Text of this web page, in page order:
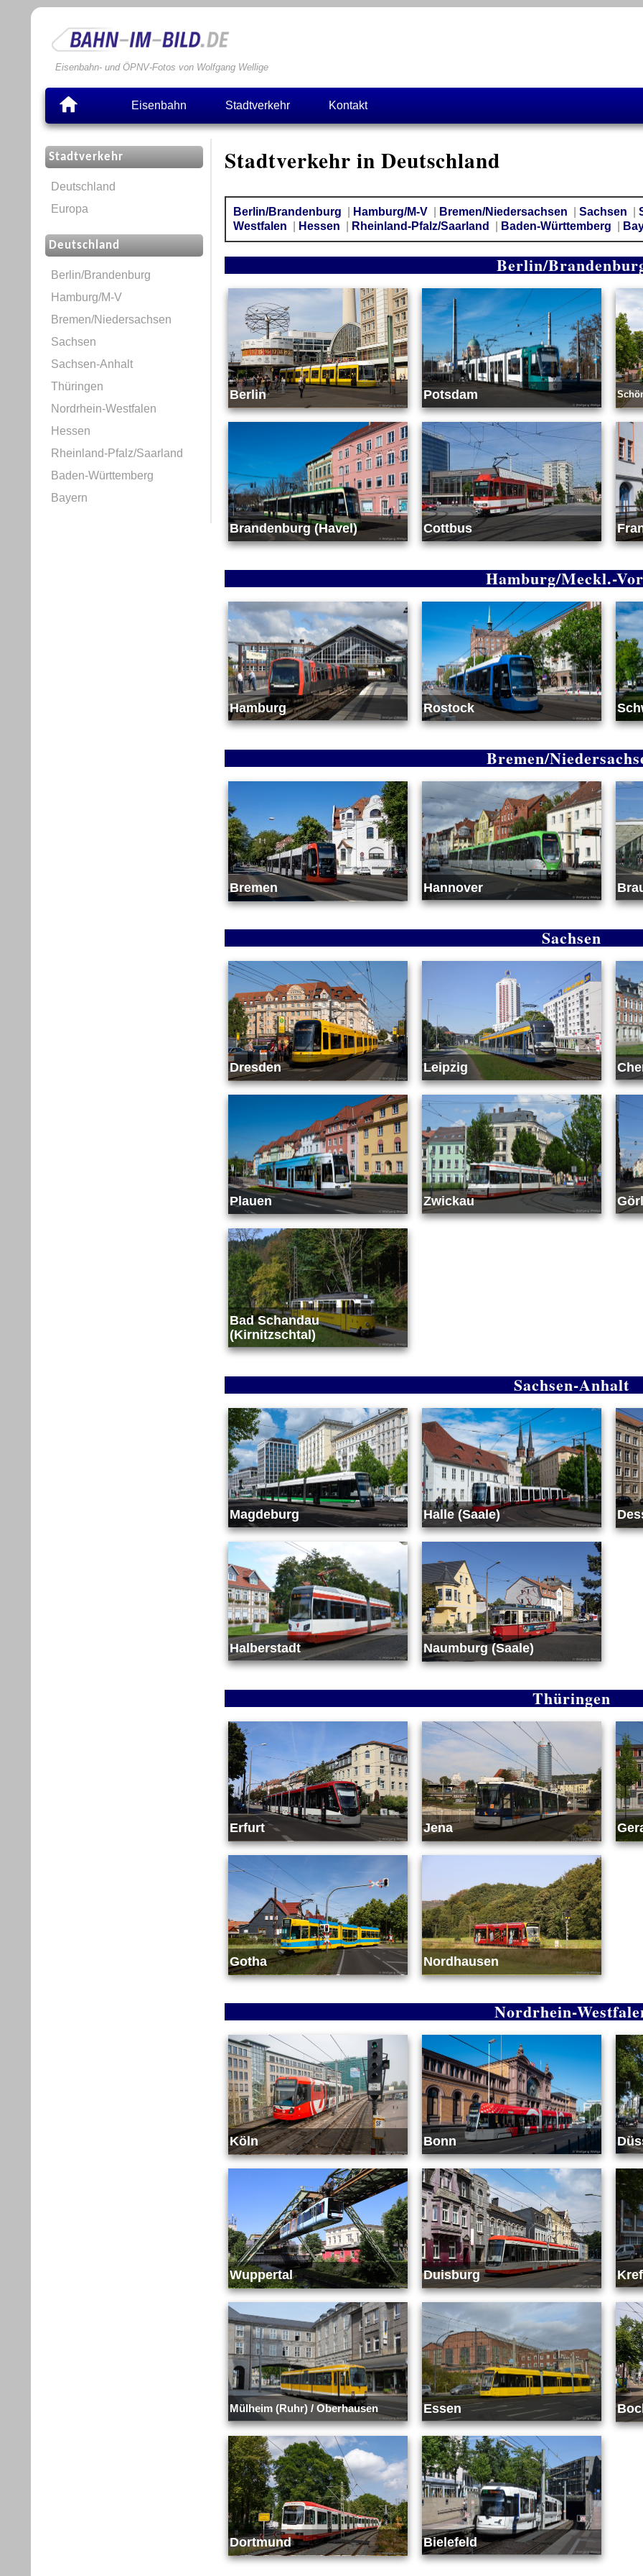
Eisenbahn- und ÖPNV-Fotos von Wolfgang Wellige
Eisenbahn Stadtverkehr Kontakt
Stadtverkehr
Deutschland
Europa
Deutschland
Berlin/Brandenburg
Hamburg/M-V
Bremen/Niedersachsen
Sachsen
Sachsen-Anhalt
Thüringen
Nordrhein-Westfalen
Hessen
Rheinland-Pfalz/Saarland
Baden-Württemberg
Bayern
Stadtverkehr in Deutschland
Berlin/Brandenburg Hamburg/M-V Bremen/Niedersachsen |Sachsen |
Westfalen
Hessen Rheinland-Pfalz/Saarland Baden-Württemberg
Berlin/
Berlin Potsdam
Brandenburg (Havel) Cottbus
Hamburg/Meckl.-
Hamburg Rostock
Bremen/
Bremen Hannover
Sachsen
Dresden Leipzig
Plauen Zwickau
Bad Schandau
(Kirnitzschtal)
Sachsen-Anhalt
Magdeburg Halle (Saale)
Halberstadt Naumburg (Saale)
Thüringen
Erfurt Jena
Gotha Nordhausen
Nordrhein-
Köln Bonn
Wuppertal Duisburg
Mülheim (Ruhr) / Oberhausen Essen
Dortmund Bielefeld